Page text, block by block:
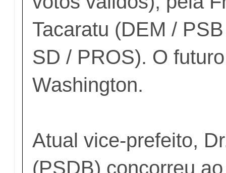
Tacaratu (DEM /
SD / PROS). O
Washington.
Atual vice-prefeito,
(PSDB) concorreu